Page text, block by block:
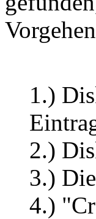
1.)
2.)
3.)
4.)